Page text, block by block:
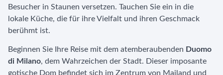
Besucher in Staunen versetzen. Tauchen Sie ein in die
lokale Küche, die für ihre Vielfalt und ihren Geschmack
berühmt ist.
Beginnen Sie Ihre Reise mit dem atemberaubenden Duomo
di Milano, dem Wahrzeichen der Stadt. Dieser imposante
gotische Dom befindet sich im Zentrum von Mailand und